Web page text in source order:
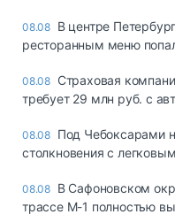
08.08 В центре
ресторанным меню
08.08 Страховая
требует 29 млн руб. с
08.08 Под Чебоксарами
столкновения с
08.08 В Сафоновском
трассе М-1 полностью